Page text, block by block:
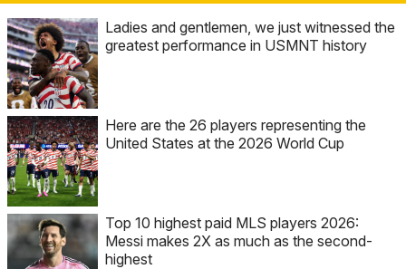
Ladies and gentlemen, we just witnessed the
greatest performance in USMNT history
Here are the 26 players representing the
United States at the 2026 World Cup
Top 10 highest paid MLS players 2026:
Messi makes 2X as much as the second-
highest